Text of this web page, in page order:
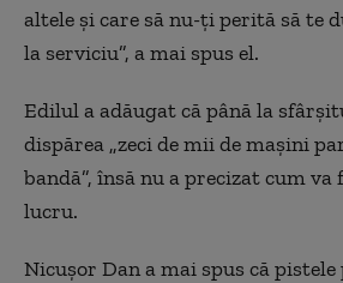
altele și care să nu-ți perită să te
la serviciu”, a mai spus el.
Edilul a adăugat că până la
dispărea „zeci de mii de mașini
bandă”, însă nu a precizat cum va
lucru.
Nicușor Dan a mai spus că